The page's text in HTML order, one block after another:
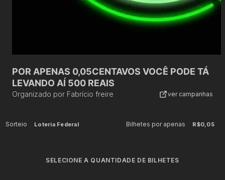
POR APENAS 0,05CENTAVOS VOCÊ PODE TÁ
LEVANDO AÍ 500 REAIS
Organizado por Fabrício freire ver campanhas
Sorteio Loteria Federal Bilhetes por apenas R$0,05
SELECIONE A QUANTIDADE DE BILHETES